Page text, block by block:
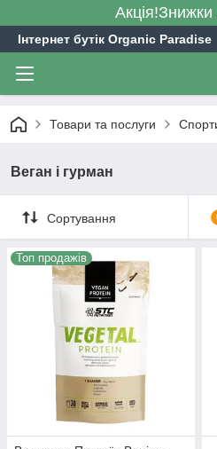
Інтернет бутік Organic Paradise
Товари та послуги
Веган і гурман
Сортування
Топ продажів